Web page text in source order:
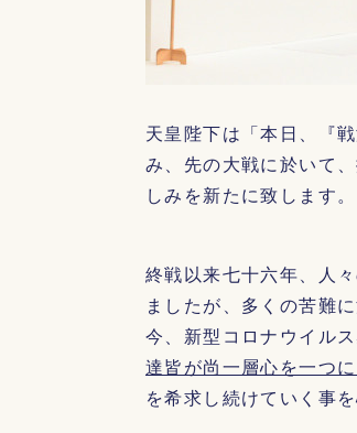
天皇陛下は「本日、『
み、先の大戦に於いて
しみを新たに致します。
終戦以来七十六年、人
ましたが、多くの苦難
今、新型コロナウイル
達皆が尚一層心を一つに
を希求し続けていく事